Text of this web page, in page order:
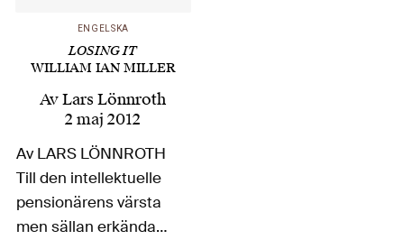
ENGELSKA
LOSING IT
WILLIAM IAN MILLER
AvLars Lönnroth
2 maj 2012
Av LARS LÖNNROTH
Till den intellektuelle
pensionärens värsta
men sällan erkända